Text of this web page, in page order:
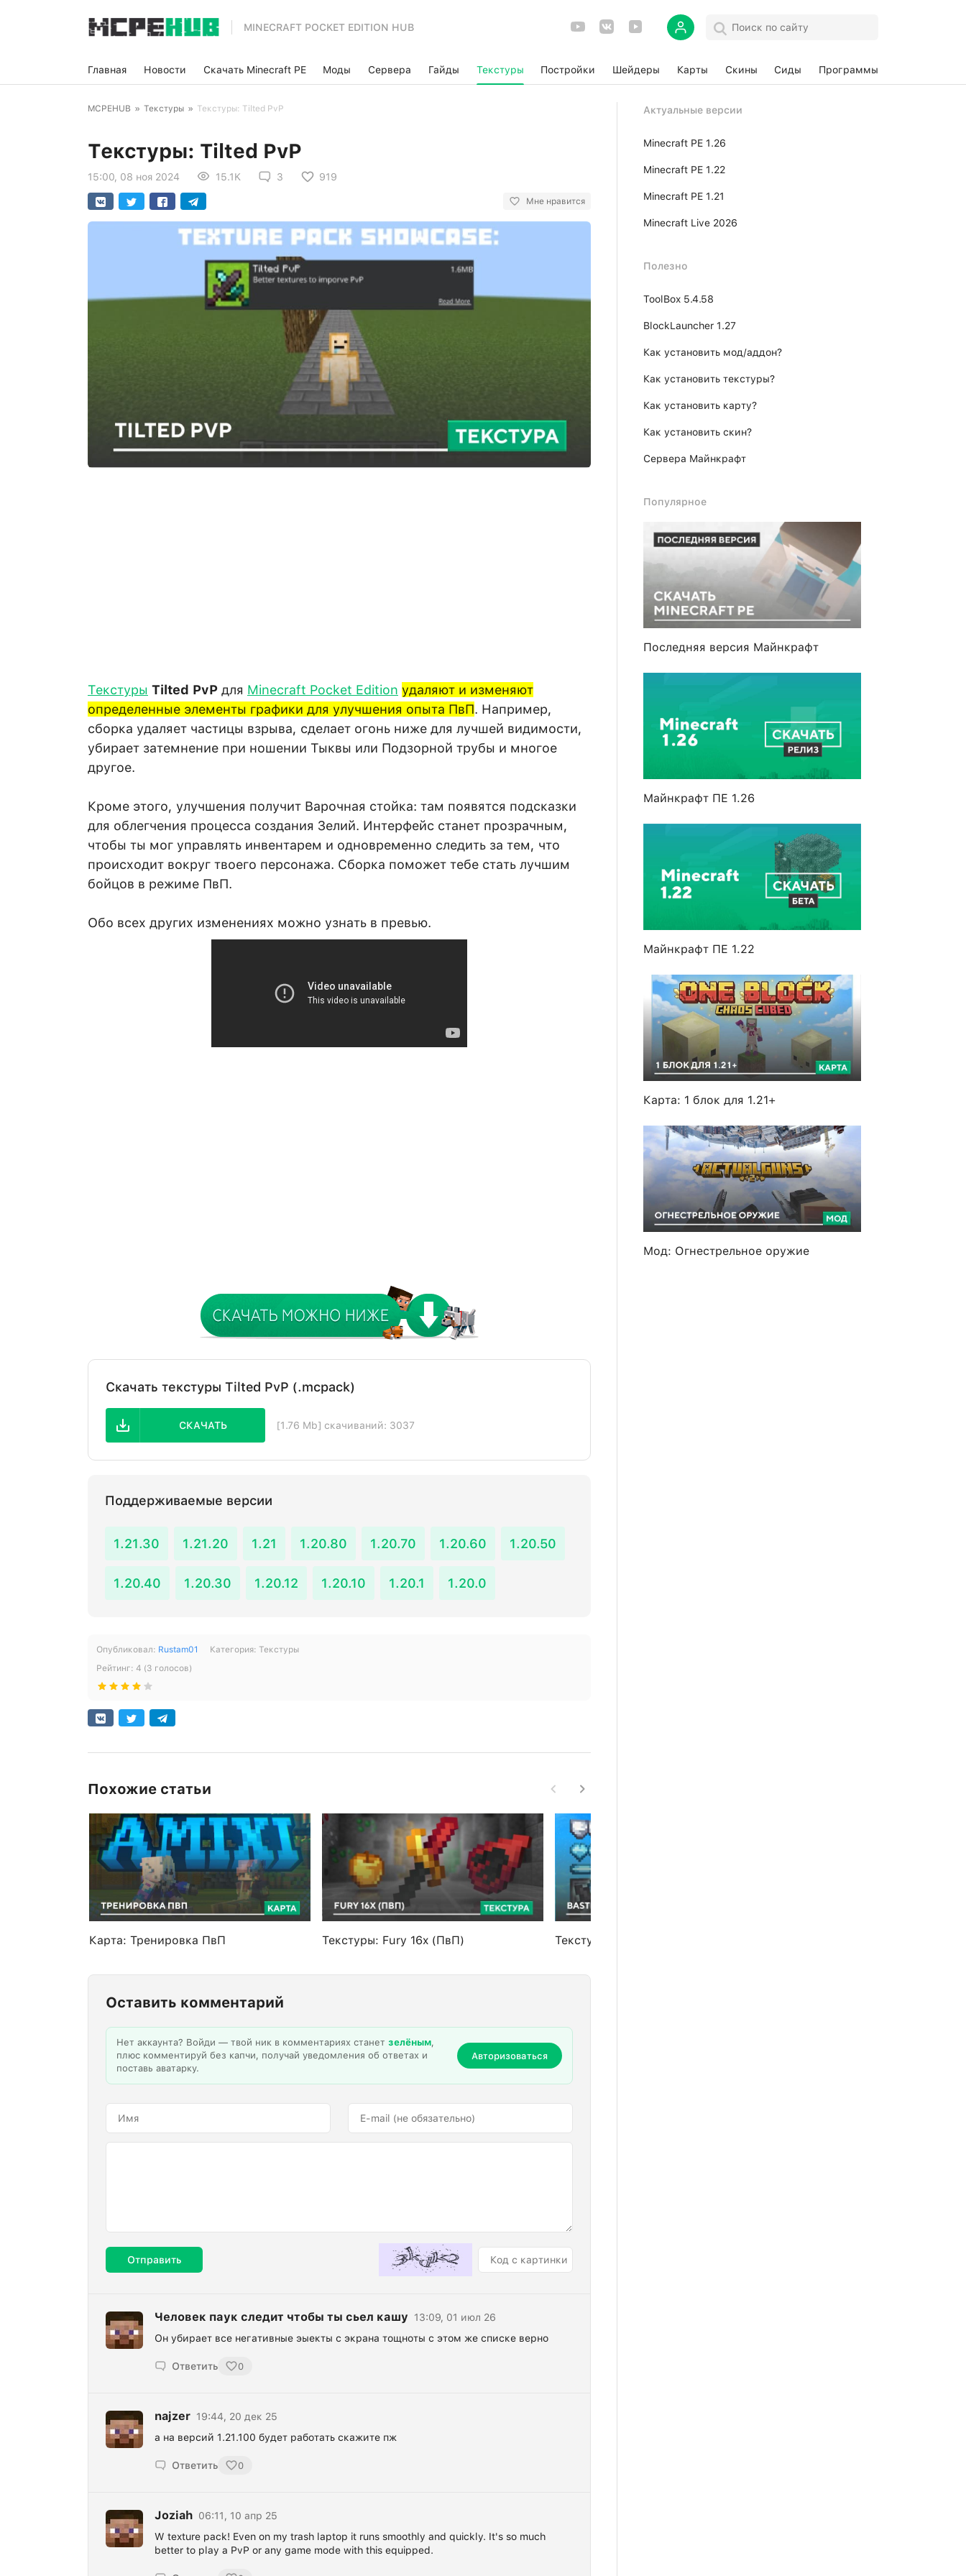
MINECRAFT POCKET EDITION HUB
Главная Новости Скачать Minecraft PE Моды Сервера Гайды Текстуры Постройки Шейдеры Карты Скины Сиды Программы
MCPEHUB » Текстуры » Текстуры: Tilted PvP
Текстуры: Tilted PvP
15:00, 08 ноя 2024 15.1K 3 919
Мне нравится
Текстуры Tilted PvP для Minecraft Pocket Edition удаляют и изменяют
определенные элементы графики для улучшения опыта ПвП. Например,
сборка удаляет частицы взрыва, сделает огонь ниже для лучшей видимости,
убирает затемнение при ношении Тыквы или Подзорной трубы и многое
другое.
Кроме этого, улучшения получит Варочная стойка: там появятся подсказки
для облегчения процесса создания Зелий. Интерфейс станет прозрачным,
чтобы ты мог управлять инвентарем и одновременно следить за тем, что
происходит вокруг твоего персонажа. Сборка поможет тебе стать лучшим
бойцов в режиме ПвП.
Обо всех других изменениях можно узнать в превью.
Скачать текстуры Tilted PvP (.mcpack)
СКАЧАТЬ [1.76 Mb] скачиваний: 3037
Поддерживаемые версии
1.21.30 1.21.20 1.21 1.20.80 1.20.70 1.20.60 1.20.50
1.20.40 1.20.30 1.20.12 1.20.10 1.20.1 1.20.0
Опубликовал: Rustam01 Категория: Текстуры
Рейтинг: 4 (3 голосов)
Похожие статьи
Карта: Тренировка ПвП Текстуры: Fury 16x (ПвП) Текстуры: Bastion 16x - PvP
Оставить комментарий
Нет аккаунта? Войди — твой ник в комментариях станет зелёным,
плюс комментируй без капчи, получай уведомления об ответах и
поставь аватарку.
Авторизоваться
Отправить
Человек паук следит чтобы ты сьел кашу
13:09, 01 июл 26
Он убирает все негативные эыекты с экрана тощноты с этом же списке верно
Ответить 0
najzer 19:44, 20 дек 25
а на версий 1.21.100 будет работать скажите пж
Ответить 0
Joziah 06:11, 10 апр 25
W texture pack! Even on my trash laptop it runs smoothly and quickly. It's so much
better to play a PvP or any game mode with this equipped.
Актуальные версии
Minecraft PE 1.26
Minecraft PE 1.22
Minecraft PE 1.21
Minecraft Live 2026
Полезно
ToolBox 5.4.58
BlockLauncher 1.27
Как установить мод/аддон?
Как установить текстуры?
Как установить карту?
Как установить скин?
Сервера Майнкрафт
Популярное
Последняя версия Майнкрафт
Майнкрафт ПЕ 1.26
Майнкрафт ПЕ 1.22
Карта: 1 блок для 1.21+
Мод: Огнестрельное оружие